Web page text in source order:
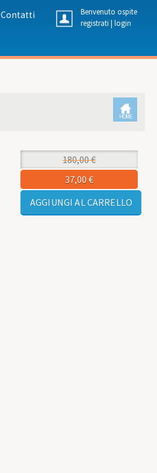
Benvenuto ospite
registrati |login
Contatti
HOME
180,00 €
37,00 €